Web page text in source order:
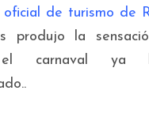
oficial de turismo de
produjo la
carnaval ya